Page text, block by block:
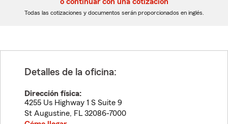
dígitos
dígitos
Todas las cotizaciones y documentos serán proporcionados en inglés.
Detalles de la oficina:
Dirección física:
4255 Us Highway 1 S Suite 9
St Augustine, FL 32086-7000